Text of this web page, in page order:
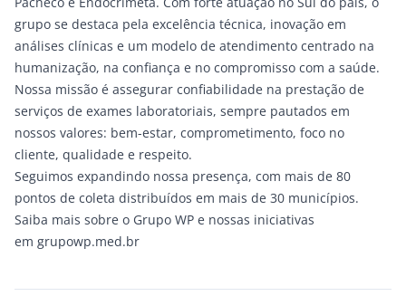
grupo se destaca pela excelência técnica, inovação em
análises clínicas e um modelo de atendimento centrado na
humanização, na confiança e no compromisso com a saúde.
Nossa missão é assegurar confiabilidade na prestação de
serviços de exames laboratoriais, sempre pautados em
nossos valores: bem-estar, comprometimento, foco no
cliente, qualidade e respeito.
Seguimos expandindo nossa presença, com mais de 80
pontos de coleta distribuídos em mais de 30 municípios.
Saiba mais sobre o Grupo WP e nossas iniciativas
em grupowp.med.br